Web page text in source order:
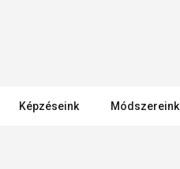
Képzéseink Módszereink